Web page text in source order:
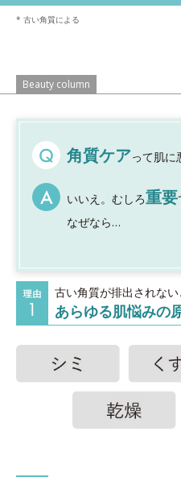
* 古い角質による
Beauty column
角質ケアって肌に
いいえ。むしろ重要
なぜなら…
古い角質が排出されな
あらゆる肌悩みの